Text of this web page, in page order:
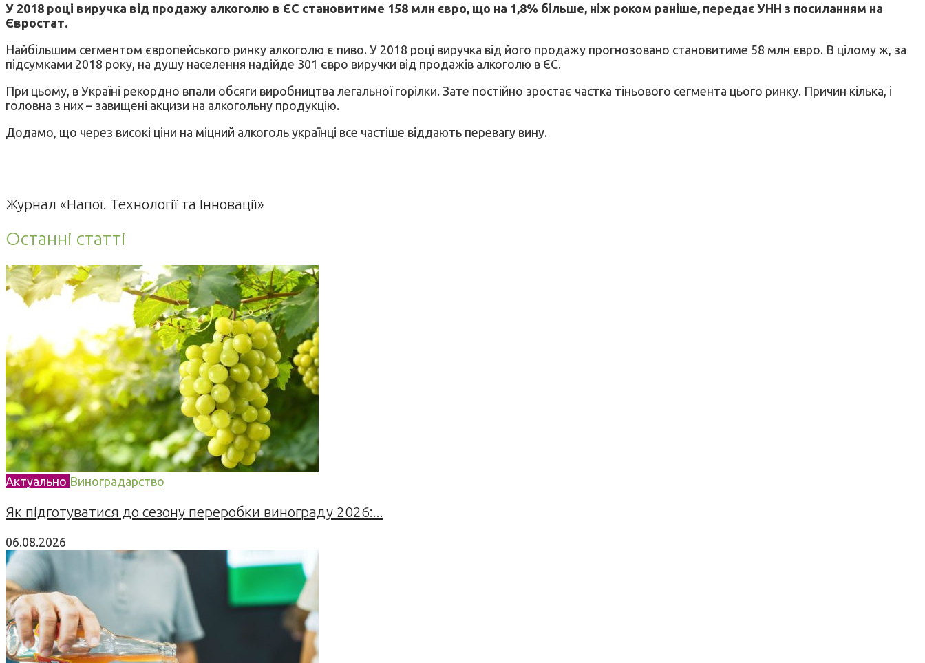
У 2018 році виручка від продажу алкоголю в ЄС становитиме 158 млн євро, що на 1,8% більше, ніж роком раніше, передає УНН з посиланням на
Євростат.
Найбільшим сегментом європейського ринку алкоголю є пиво. У 2018 році виручка від його продажу прогнозовано становитиме 58 млн євро. В цілому ж, за
підсумками 2018 року, на душу населення надійде 301 євро виручки від продажів алкоголю в ЄС.
При цьому, в Україні рекордно впали обсяги виробництва легальної горілки. Зате постійно зростає частка тіньового сегмента цього ринку. Причин кілька, і
головна з них – завищені акцизи на алкогольну продукцію.
Додамо, що через високі ціни на міцний алкоголь українці все частіше віддають перевагу вину.
Журнал «Напої. Технології та Інновації»
Останні статті
Актуально Виноградарство
Як підготуватися до сезону переробки винограду 2026:...
06.08.2026